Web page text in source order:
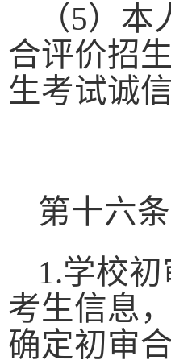
（5）本
合评价招
生考试诚
第十六
1.学校
考生信息
确定初审